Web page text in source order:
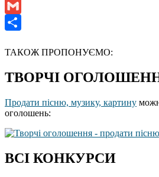
LinkedIn
Gmail
ТАКОЖ ПРОПОНУЄМО:
ТВОРЧІ
Продати пісню, музику, картину
оголошень:
ВСІ КОНКУРСИ